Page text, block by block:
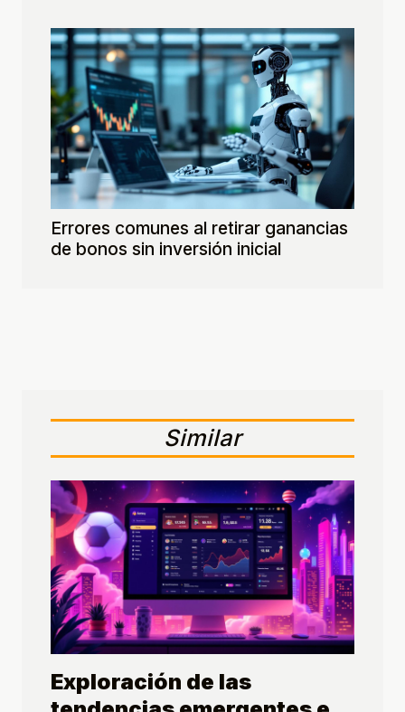
Errores comunes al retirar ganancias
de bonos sin inversión inicial
Similar
Exploración de las